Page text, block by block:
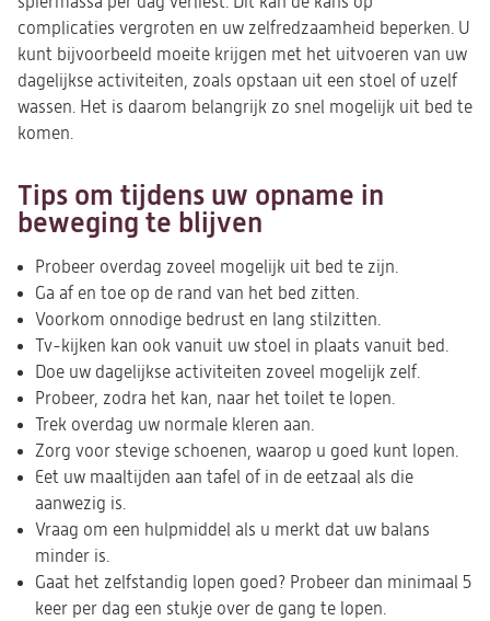
complicaties vergroten en uw zelfredzaamheid beperken. U
kunt bijvoorbeeld moeite krijgen met het uitvoeren van uw
dagelijkse activiteiten, zoals opstaan uit een stoel of uzelf
wassen. Het is daarom belangrijk zo snel mogelijk uit bed te
komen.
Tips om tijdens uw opname in
beweging te blijven
Probeer overdag zoveel mogelijk uit bed te zijn.
Ga af en toe op de rand van het bed zitten.
Voorkom onnodige bedrust en lang stilzitten.
Tv-kijken kan ook vanuit uw stoel in plaats vanuit bed.
Doe uw dagelijkse activiteiten zoveel mogelijk zelf.
Probeer, zodra het kan, naar het toilet te lopen.
Trek overdag uw normale kleren aan.
Zorg voor stevige schoenen, waarop u goed kunt lopen.
Eet uw maaltijden aan tafel of in de eetzaal als die
aanwezig is.
Vraag om een hulpmiddel als u merkt dat uw balans
minder is.
Gaat het zelfstandig lopen goed? Probeer dan minimaal 5
keer per dag een stukje over de gang te lopen.